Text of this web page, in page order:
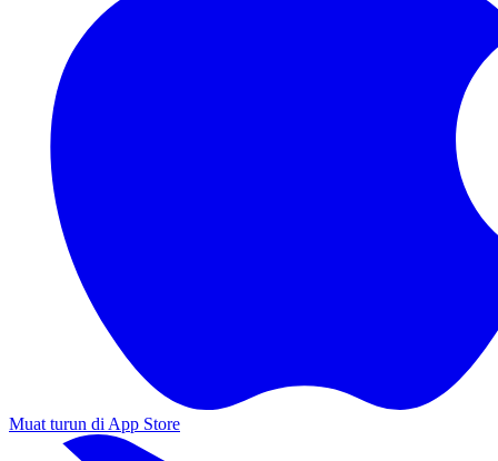
Muat turun di App Store